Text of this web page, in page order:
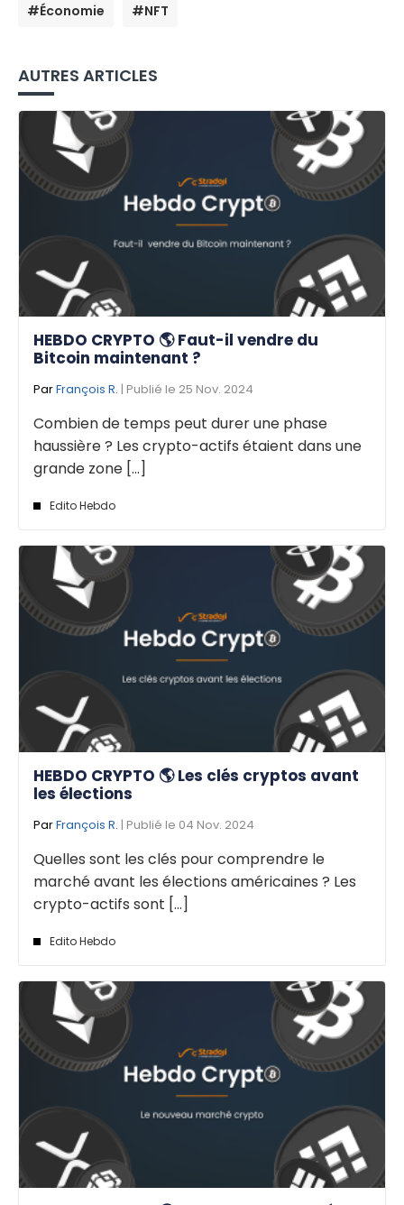
#Économie #NFT
AUTRES ARTICLES
HEBDO CRYPTO 🌎 Faut-il vendre du
Bitcoin maintenant ?
ParFrançois R. | Publié le 25 Nov. 2024
Combien de temps peut durer une phase
haussière ? Les crypto-actifs étaient dans une
grande zone [...]
Edito Hebdo
HEBDO CRYPTO 🌎 Les clés cryptos avant
les élections
ParFrançois R. | Publié le 04 Nov. 2024
Quelles sont les clés pour comprendre le
marché avant les élections américaines ? Les
crypto-actifs sont [...]
Edito Hebdo